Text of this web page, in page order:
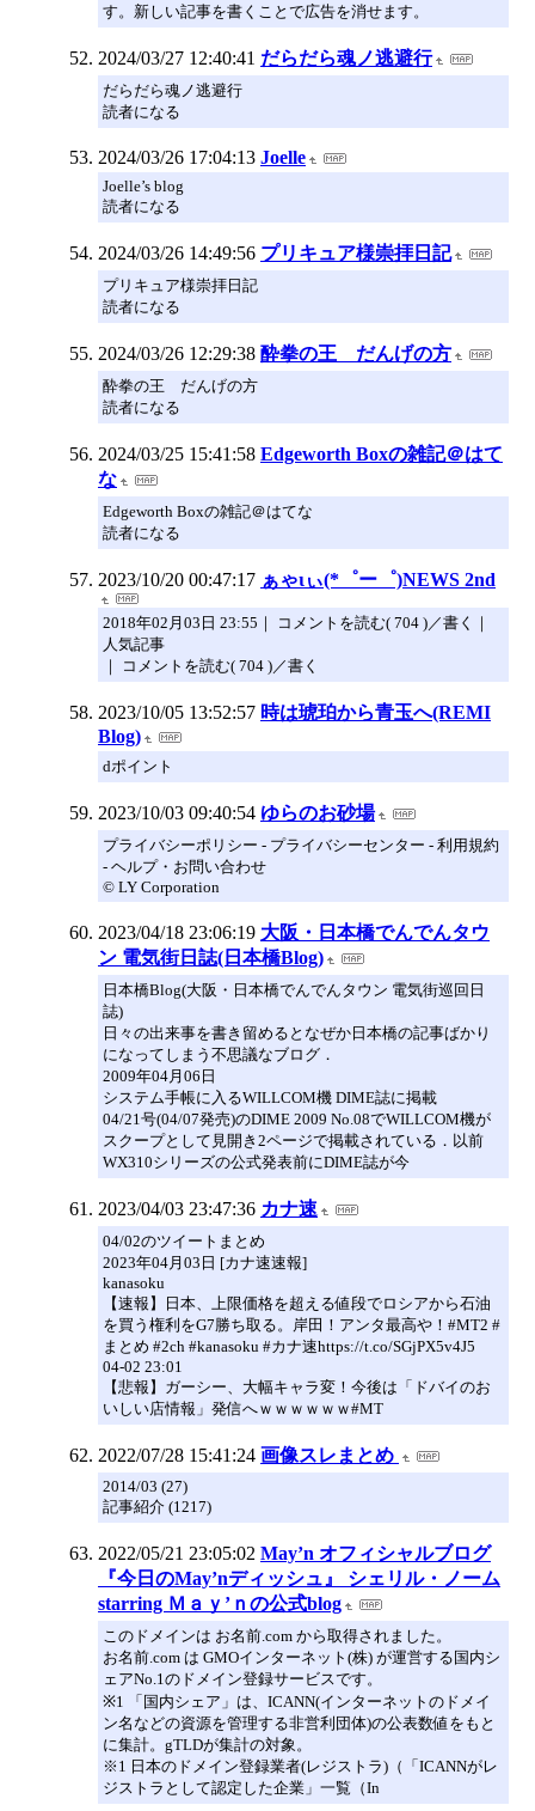
す。新しい記事を書くことで広告を消せます。
2024/03/27 12:40:41 だらだら魂ノ逃避行
だらだら魂ノ逃避行
読者になる
2024/03/26 17:04:13 Joelle
Joelle’s blog
読者になる
2024/03/26 14:49:56 プリキュア様崇拝日記
プリキュア様崇拝日記
読者になる
2024/03/26 12:29:38 酔拳の王 だんげの方
酔拳の王 だんげの方
読者になる
2024/03/25 15:41:58 Edgeworth Boxの雑記＠はて
な
Edgeworth Boxの雑記＠はてな
読者になる
2023/10/20 00:47:17 ぁゃιぃ(*゜ー゜)NEWS 2nd
2018年02月03日 23:55｜ コメントを読む( 704 )／書く｜
人気記事
｜ コメントを読む( 704 )／書く
2023/10/05 13:52:57 時は琥珀から青玉へ(REMI
Blog)
dポイント
2023/10/03 09:40:54 ゆらのお砂場
プライバシーポリシー - プライバシーセンター - 利用規約
- ヘルプ・お問い合わせ
© LY Corporation
2023/04/18 23:06:19 大阪・日本橋でんでんタウ
ン 電気街日誌(日本橋Blog)
日本橋Blog(大阪・日本橋でんでんタウン 電気街巡回日
誌)
日々の出来事を書き留めるとなぜか日本橋の記事ばかり
になってしまう不思議なブログ．
2009年04月06日
システム手帳に入るWILLCOM機 DIME誌に掲載
04/21号(04/07発売)のDIME 2009 No.08でWILLCOM機が
スクープとして見開き2ページで掲載されている．以前
WX310シリーズの公式発表前にDIME誌が今
2023/04/03 23:47:36 カナ速
04/02のツイートまとめ
2023年04月03日 [カナ速速報]
kanasoku
【速報】日本、上限価格を超える値段でロシアから石油
を買う権利をG7勝ち取る。岸田！アンタ最高や！#MT2 #
まとめ #2ch #kanasoku #カナ速https://t.co/SGjPX5v4J5
04-02 23:01
【悲報】ガーシー、大幅キャラ変！今後は「ドバイのお
いしい店情報」発信へｗｗｗｗｗｗ#MT
2022/07/28 15:41:24 画像スレまとめ
2014/03 (27)
記事紹介 (1217)
2022/05/21 23:05:02 May’n オフィシャルブログ
『今日のMay’nディッシュ』 シェリル・ノーム
starring Ｍａｙ’ｎの公式blog
このドメインは お名前.com から取得されました。
お名前.com は GMOインターネット(株) が運営する国内シ
ェアNo.1のドメイン登録サービスです。
※1 「国内シェア」は、ICANN(インターネットのドメイ
ン名などの資源を管理する非営利団体)の公表数値をもと
に集計。gTLDが集計の対象。
※1 日本のドメイン登録業者(レジストラ)（「ICANNがレ
ジストラとして認定した企業」一覧（In